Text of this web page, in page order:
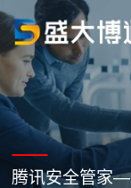
腾讯安全管家